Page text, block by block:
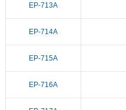
EP-713A
EP-714A
EP-715A
EP-716A